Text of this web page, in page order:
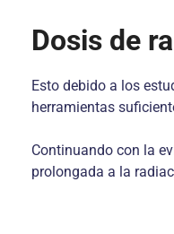
Dosis de
Esto debido a los
herramientas
Continuando con la
prolongada a la